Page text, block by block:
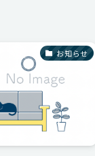
お知らせ